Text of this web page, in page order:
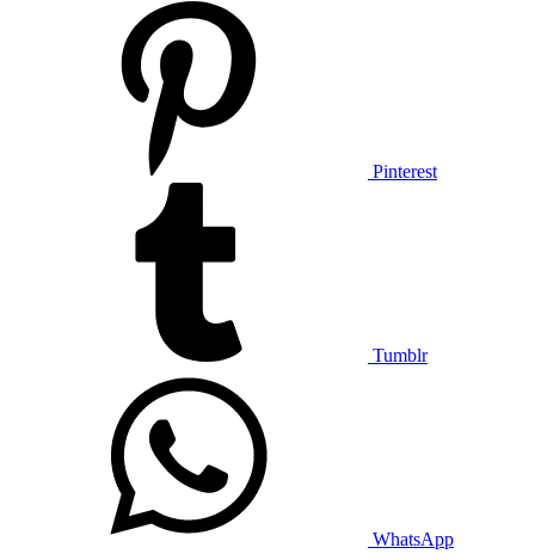
Pinterest
Tumblr
WhatsApp